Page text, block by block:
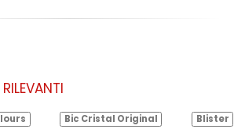
Bic Cristal Original
Blister